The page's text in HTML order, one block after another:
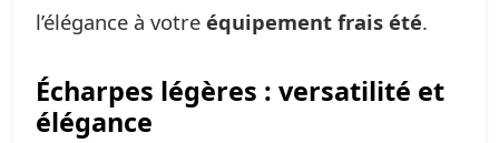
l’élégance à votre équipement frais été.
Écharpes légères : versatilité et
élégance